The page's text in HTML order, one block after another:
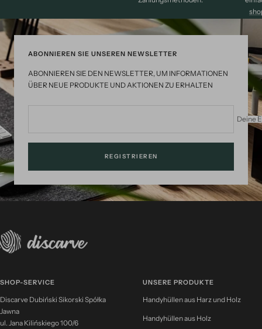
ABONNIEREN SIE UNSEREN NEWSLETTER
ABONNIEREN SIE DEN NEWSLETTER, UM INFORMATIONEN
ÜBER NEUE PRODUKTE UND AKTIONEN ZU ERHALTEN
Deine
REGISTRIEREN
SHOP-SERVICE
Discarve Dubiński Sikorski Spółka
Jawna
ul. Jana Kilińskiego 100/6
UNSERE PRODUKTE
Handyhüllen aus Harz und Holz
Handyhüllen aus Holz